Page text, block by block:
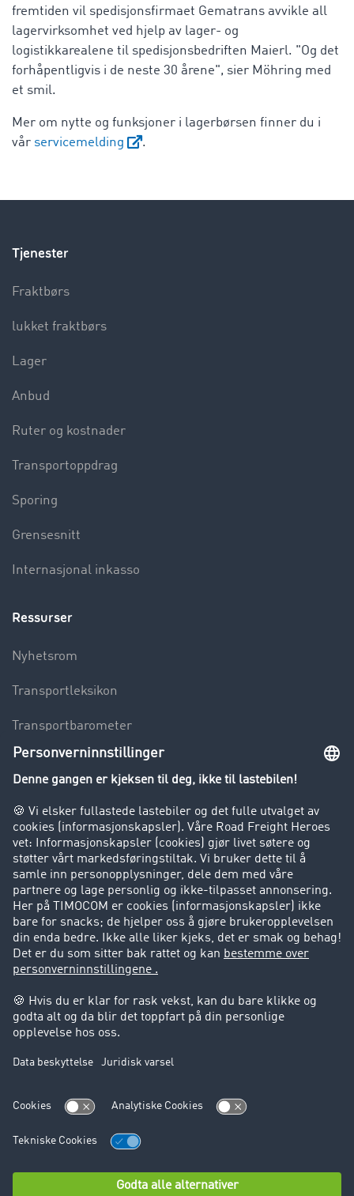
fremtiden vil spedisjonsfirmaet Gematrans avvikle all
lagervirksomhet ved hjelp av lager- og
logistikkarealene til spedisjonsbedriften Maierl. "Og det
forhåpentligvis i de neste 30 årene", sier Möhring med
et smil.
Mer om nytte og funksjoner i lagerbørsen finner du i
vår servicemelding .
Tjenester
Fraktbørs
lukket fraktbørs
Lager
Anbud
Ruter og kostnader
Transportoppdrag
Sporing
Grensesnitt
Internasjonal inkasso
Ressurser
Nyhetsrom
Transportleksikon
Transportbarometer
Innsyn i fraktbørsen
Bedriften
Kunder verver kunder
Suksesshistorier
Kundestøtte
Kundestøtte
Juridisk informasjon
Impressum
Forretningsbetingelser